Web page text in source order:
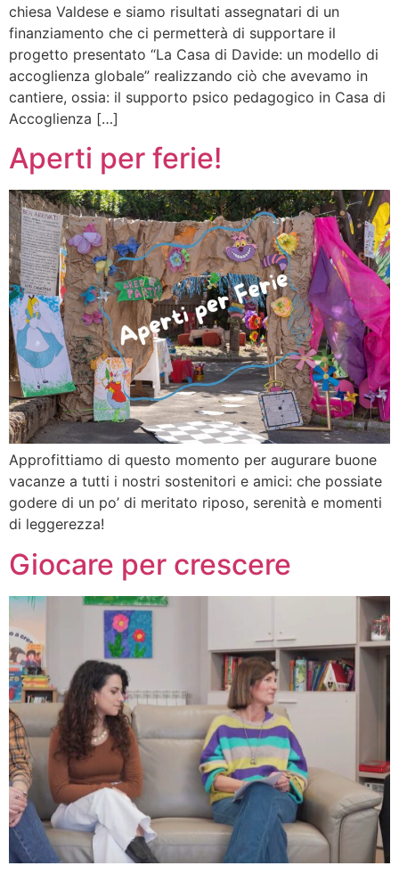
chiesa Valdese e siamo risultati assegnatari di un
finanziamento che ci permetterà di supportare il
progetto presentato “La Casa di Davide: un modello di
accoglienza globale” realizzando ciò che avevamo in
cantiere, ossia: il supporto psico pedagogico in Casa di
Accoglienza […]
Aperti per ferie!
Approfittiamo di questo momento per augurare buone
vacanze a tutti i nostri sostenitori e amici: che possiate
godere di un po’ di meritato riposo, serenità e momenti
di leggerezza!
Giocare per crescere